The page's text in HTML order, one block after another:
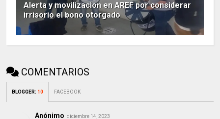
Alerta y movilizacion en AREF por considerar
irrisorio el bono otorgado
COMENTARIOS
BLOGGER: 10 FACEBOOK
Anónimo diciembre 14, 2023